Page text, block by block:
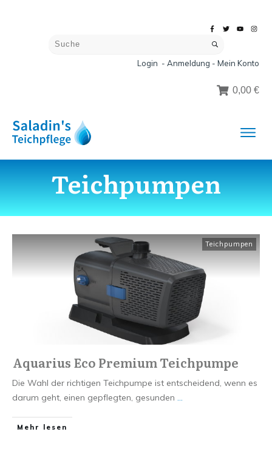
Login - Anmeldung - Mein Konto
0,00 €
Teichpumpen
Teichpumpen
Aquarius Eco Premium Teichpumpe
Die Wahl der richtigen Teichpumpe ist entscheidend, wenn es
darum geht, einen gepflegten, gesunden ...
Mehr lesen